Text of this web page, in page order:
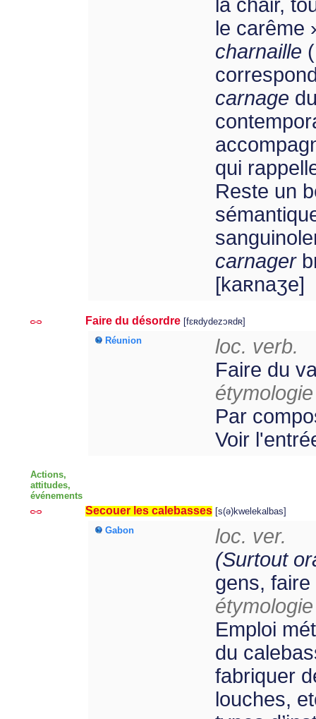
la chair,
le carême
charnaille
carnage
qui
Reste un
carnager
[kaʀnaʒe]
Faire du désordre [fɛʀdydezɔʀdʀ]
Réunion
loc. verb.
Faire du
Par
Voir
Actions,
attitudes,
événements
Secouer les calebasses [s(ə)kwelekalbas]
Gabon
loc. ver.
(Surtout
gens,
Emploi
du
fabriquer
louches,